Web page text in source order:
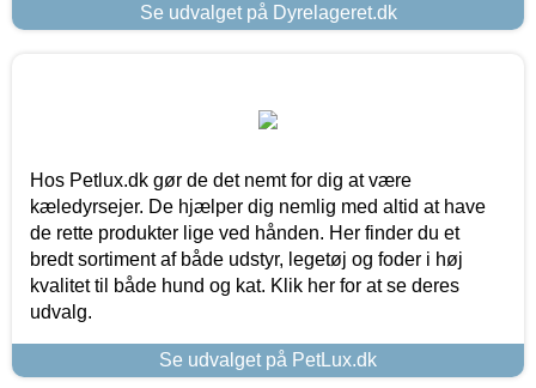
Se udvalget på Dyrelageret.dk
Hos Petlux.dk gør de det nemt for dig at være
kæledyrsejer. De hjælper dig nemlig med altid at have
de rette produkter lige ved hånden. Her finder du et
bredt sortiment af både udstyr, legetøj og foder i høj
kvalitet til både hund og kat. Klik her for at se deres
udvalg.
Se udvalget på PetLux.dk